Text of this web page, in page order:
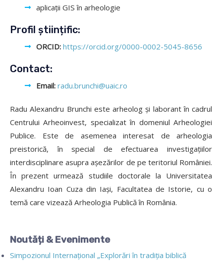
aplicații GIS în arheologie
Profil științific:
ORCID:https://orcid.org/0000-0002-5045-8656
Contact:
Email: radu.brunchi@uaic.ro
Radu Alexandru Brunchi este arheolog și laborant în cadrul
Centrului Arheoinvest, specializat în domeniul Arheologiei
Publice. Este de asemenea interesat de arheologia
preistorică, în special de efectuarea investigațiilor
interdisciplinare asupra așezărilor de pe teritoriul României.
În prezent urmează studiile doctorale la Universitatea
Alexandru Ioan Cuza din Iași, Facultatea de Istorie, cu o
temă care vizează Arheologia Publică în România.
Noutăți & Evenimente
Simpozionul Internațional „Explorări în tradiția biblică